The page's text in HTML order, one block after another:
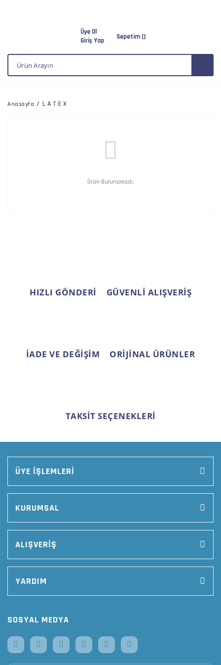
Üye Ol
Giriş Yap
Sepetim ()
Anasayfa LATEX
Ürün Bulunamadı.
HIZLI GÖNDERİ GÜVENLİ ALIŞVERİŞ
İADE VE DEĞİŞİM ORİJİNAL ÜRÜNLER
TAKSİT SEÇENEKLERİ
ÜYE İŞLEMLERİ
KURUMSAL
ALIŞVERİŞ
YARDIM
SOSYAL MEDYA